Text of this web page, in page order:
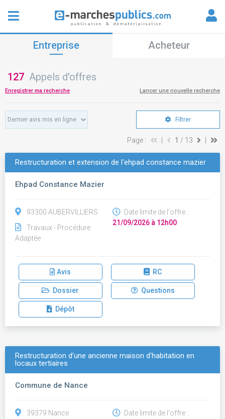
Entreprise Acheteur
127 Appels d'offres
Enregistrer ma recherche Lancer une nouvelle recherche
Filtrer
Page : 1 / 13
Restructuration et extension de l'ehpad constance mazier
Ehpad Constance Mazier
93300 AUBERVILLIERS
Travaux - Procédure
Adaptée
Date limite de l'offre :
21/09/2026 à 12h00
Avis RC
Dossier Questions
Dépôt
Restructuration d'une ancienne maison d'habitation en
locaux tertiaires
Commune de Nance
39379 Nance
Date limite de l'offre :